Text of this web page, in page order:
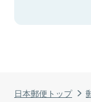
日本郵便トップ